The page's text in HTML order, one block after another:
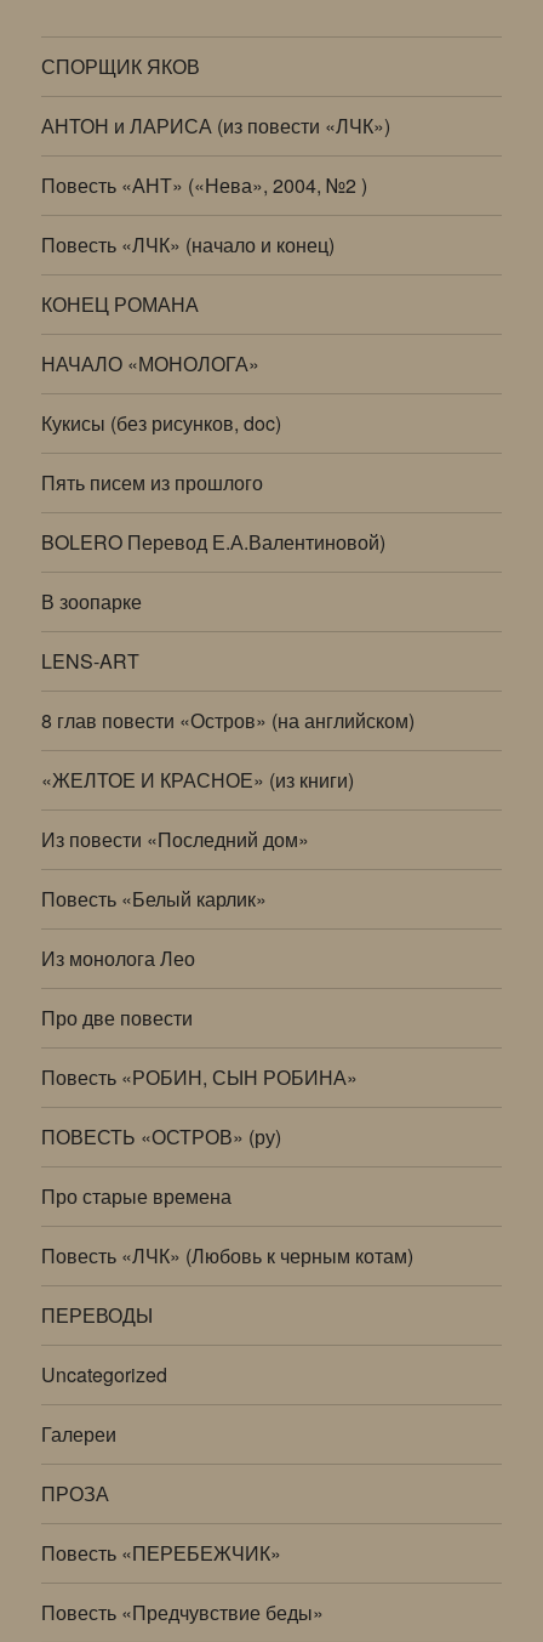
СПОРЩИК ЯКОВ
АНТОН и ЛАРИСА (из повести «ЛЧК»)
Повесть «АНТ» («Нева», 2004, №2 )
Повесть «ЛЧК» (начало и конец)
КОНЕЦ РОМАНА
НАЧАЛО «МОНОЛОГА»
Кукисы (без рисунков, doc)
Пять писем из прошлого
BOLERO Перевод Е.А.Валентиновой)
В зоопарке
LENS-ART
8 глав повести «Остров» (на английском)
«ЖЕЛТОЕ И КРАСНОЕ» (из книги)
Из повести «Последний дом»
Повесть «Белый карлик»
Из монолога Лео
Про две повести
Повесть «РОБИН, СЫН РОБИНА»
ПОВЕСТЬ «ОСТРОВ» (ру)
Про старые времена
Повесть «ЛЧК» (Любовь к черным котам)
ПЕРЕВОДЫ
Uncategorized
Галереи
ПРОЗА
Повесть «ПЕРЕБЕЖЧИК»
Повесть «Предчувствие беды»